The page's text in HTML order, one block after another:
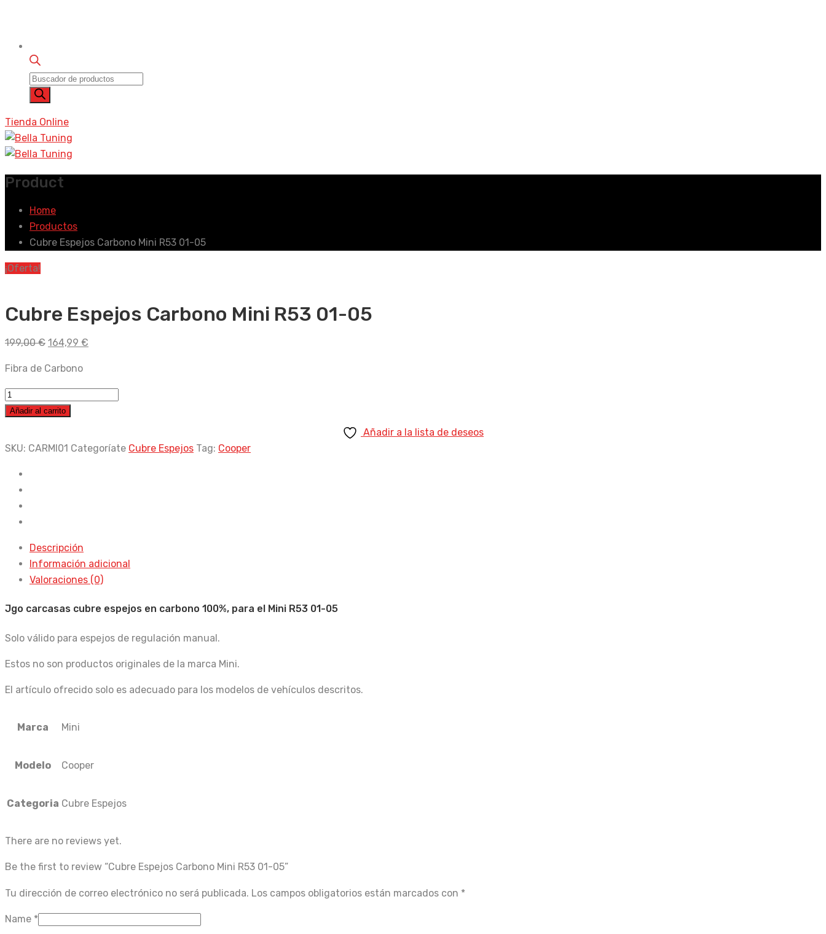
Búsqueda
de
Tienda Online
Product
Home
Productos
Cubre Espejos Carbono Mini R53 01-05
¡Oferta!
Cubre Espejos Carbono Mini R53 01-05
199,00€ El
original
era:
199,00 €.
164,99 €
es:
Fibra de Carbono
Cubre
Espejos
Mini
01-
cantidad
Añadir al carrito
Añadir a la lista de deseos
SKU: CARMI01 Categoríate Cubre Espejos Tag: Cooper
Descripción
Información adicional
Valoraciones (0)
Jgo carcasas cubre espejos en carbono 100%, para el Mini R53 01-05
Solo válido para espejos de regulación manual.
Estos no son productos originales de la marca Mini.
El artículo ofrecido solo es adecuado para los modelos de vehículos descritos.
Marca Mini
Modelo Cooper
Categoria Cubre Espejos
There are no reviews yet.
Be the first to review “Cubre Espejos Carbono Mini R53 01-05”
Tu dirección de correo electrónico no será publicada. Los campos obligatorios están marcados con *
Name *